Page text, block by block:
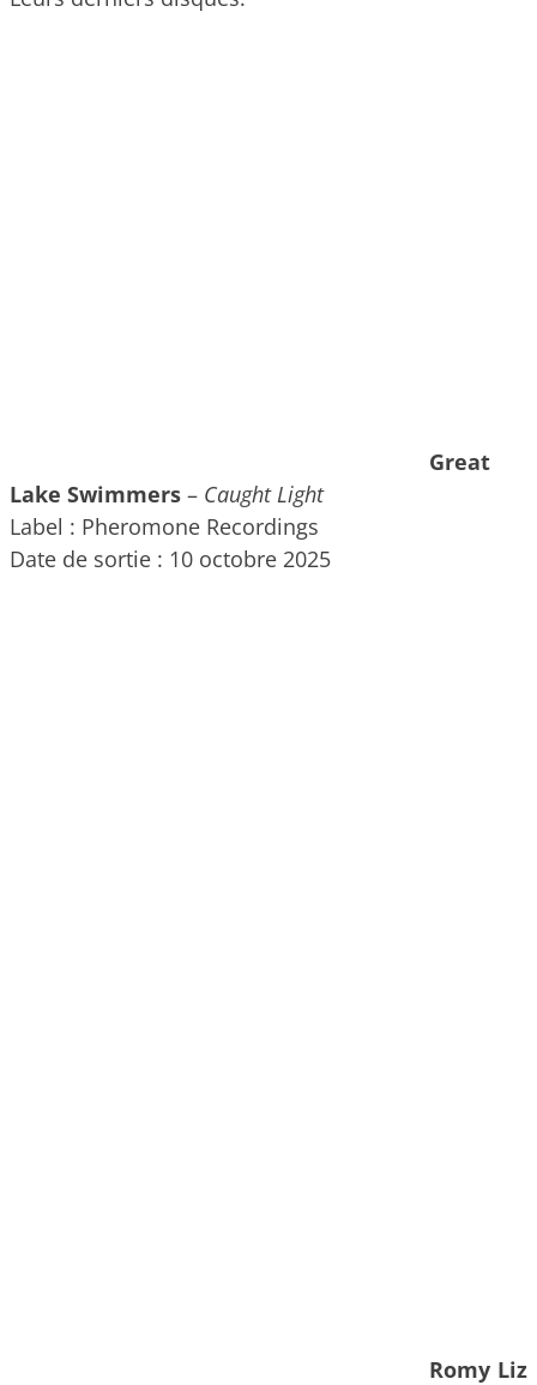
Great
Lake Swimmers – Caught Light
Label : Pheromone Recordings
Date de sortie : 10 octobre 2025
Romy Liz